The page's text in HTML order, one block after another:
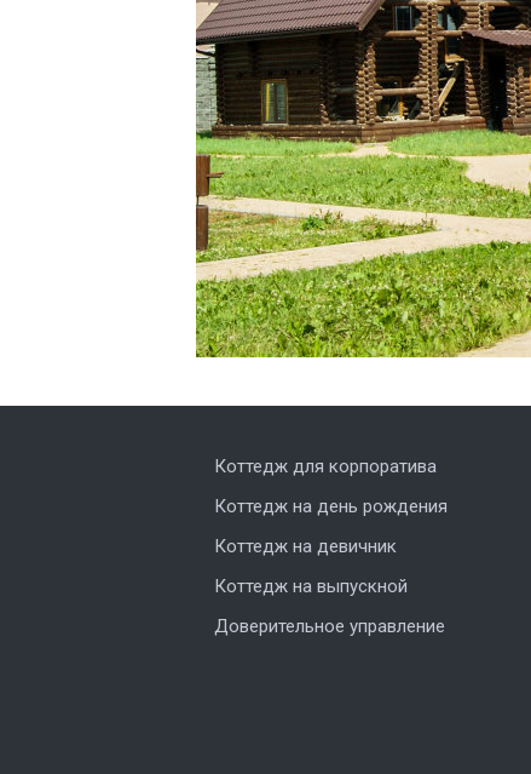
Коттедж для корпоратива
Коттедж на день рождения
Коттедж на девичник
Коттедж на выпускной
Доверительное управление